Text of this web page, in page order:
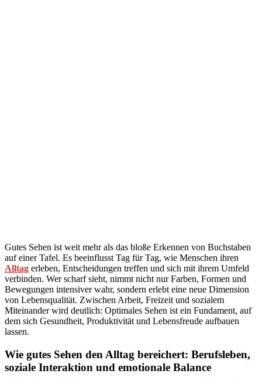
Gutes Sehen ist weit mehr als das bloße Erkennen von Buchstaben
auf einer Tafel. Es beeinflusst Tag für Tag, wie Menschen ihren
Alltag erleben, Entscheidungen treffen und sich mit ihrem Umfeld
verbinden. Wer scharf sieht, nimmt nicht nur Farben, Formen und
Bewegungen intensiver wahr, sondern erlebt eine neue Dimension
von Lebensqualität. Zwischen Arbeit, Freizeit und sozialem
Miteinander wird deutlich: Optimales Sehen ist ein Fundament, auf
dem sich Gesundheit, Produktivität und Lebensfreude aufbauen
lassen.
Wie gutes Sehen den Alltag bereichert: Berufsleben,
soziale Interaktion und emotionale Balance